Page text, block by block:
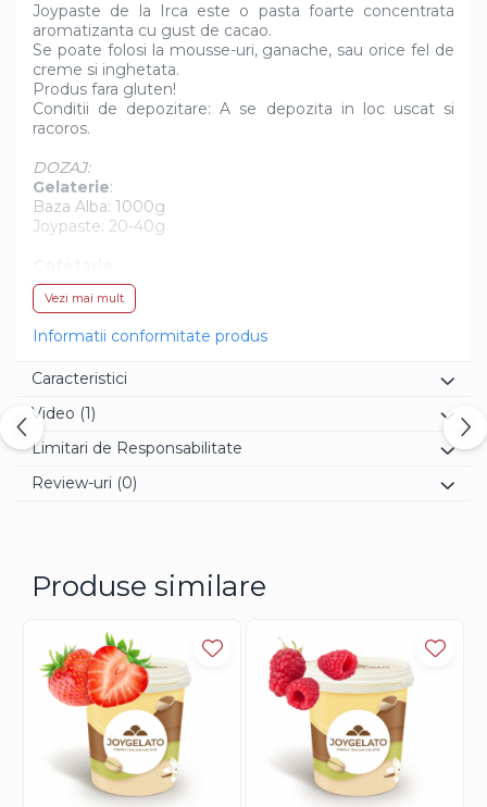
Joypaste de la Irca este o pasta foarte concentrata
aromatizanta cu gust de cacao.
Se poate folosi la mousse-uri, ganache, sau orice fel de
creme si inghetata.
Produs fara gluten!
Conditii de depozitare: A se depozita in loc uscat si
racoros.
DOZAJ:
Gelaterie:
Baza Alba: 1000g
Joypaste: 20-40g
Preparate de baza: 1000g
Joypaste: 20-40g
Vezi mai mult
Informatii conformitate produs
Caracteristici
Video (1)
Limitari de Responsabilitate
Review-uri (0)
Produse similare